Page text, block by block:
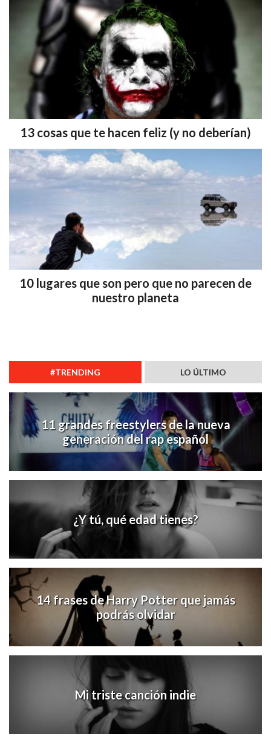
13 cosas que te hacen feliz (y no deberían)
10 lugares que son pero que no parecen de
nuestro planeta
#TRENDING LO ÚLTIMO
11 grandes freestylers de la nueva
generación del rap español
¿Y tú, qué edad tienes?
14 frases de Harry Potter que jamás
podrás olvidar
Mi triste canción indie